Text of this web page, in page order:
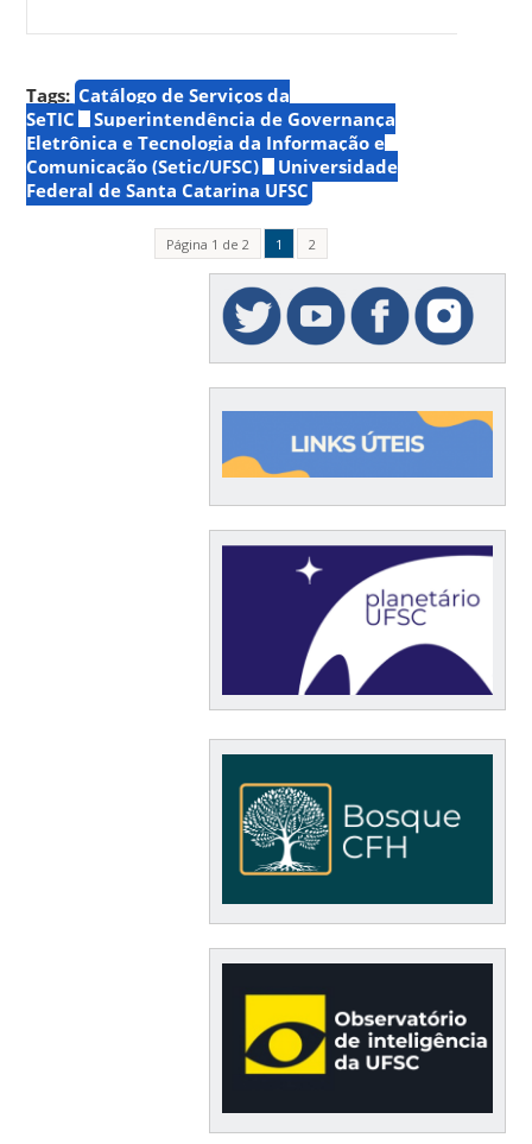
Tags: Catálogo de Serviços da
SeTIC
Superintendência de Governança
Eletrônica e Tecnologia da Informação e
Comunicação (Setic/UFSC)
Universidade
Federal de Santa Catarina UFSC
Página 1 de 2 1 2